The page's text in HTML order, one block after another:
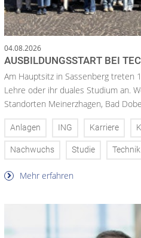
04.08.2026
AUSBILDUNGSSTART BEI
Am Hauptsitz in Sassenberg treten
Lehre oder ihr duales Studium an.
Standorten Meinerzhagen, Bad
Anlagen ING Karriere
Nachwuchs Studie Technik
Mehr erfahren